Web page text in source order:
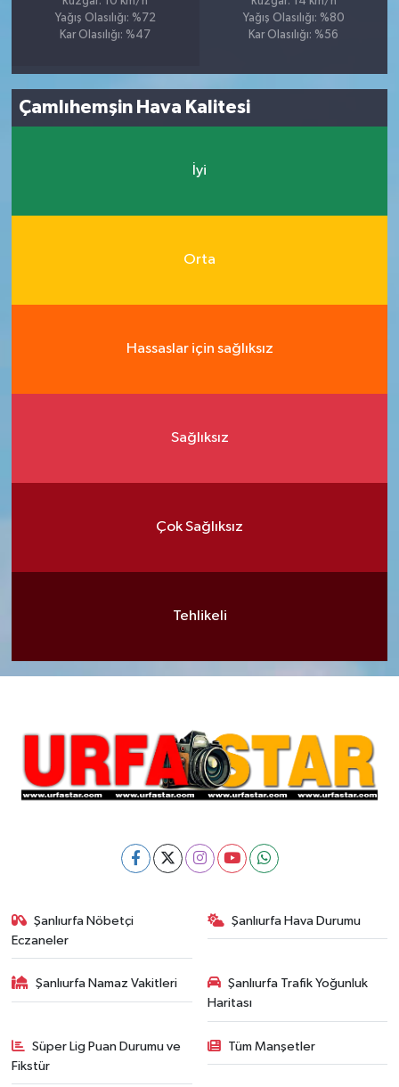
Yağış Olasılığı: %72
Kar Olasılığı: %47
Yağış Olasılığı: %80
Kar Olasılığı: %56
Çamlıhemşin Hava Kalitesi
İyi
Orta
Hassaslar için sağlıksız
Sağlıksız
Çok Sağlıksız
Tehlikeli
Şanlıurfa Nöbetçi
Eczaneler
Şanlıurfa Hava Durumu
Şanlıurfa Namaz Vakitleri
Şanlıurfa Trafik Yoğunluk
Haritası
Süper Lig Puan Durumu ve
Fikstür
Tüm Manşetler